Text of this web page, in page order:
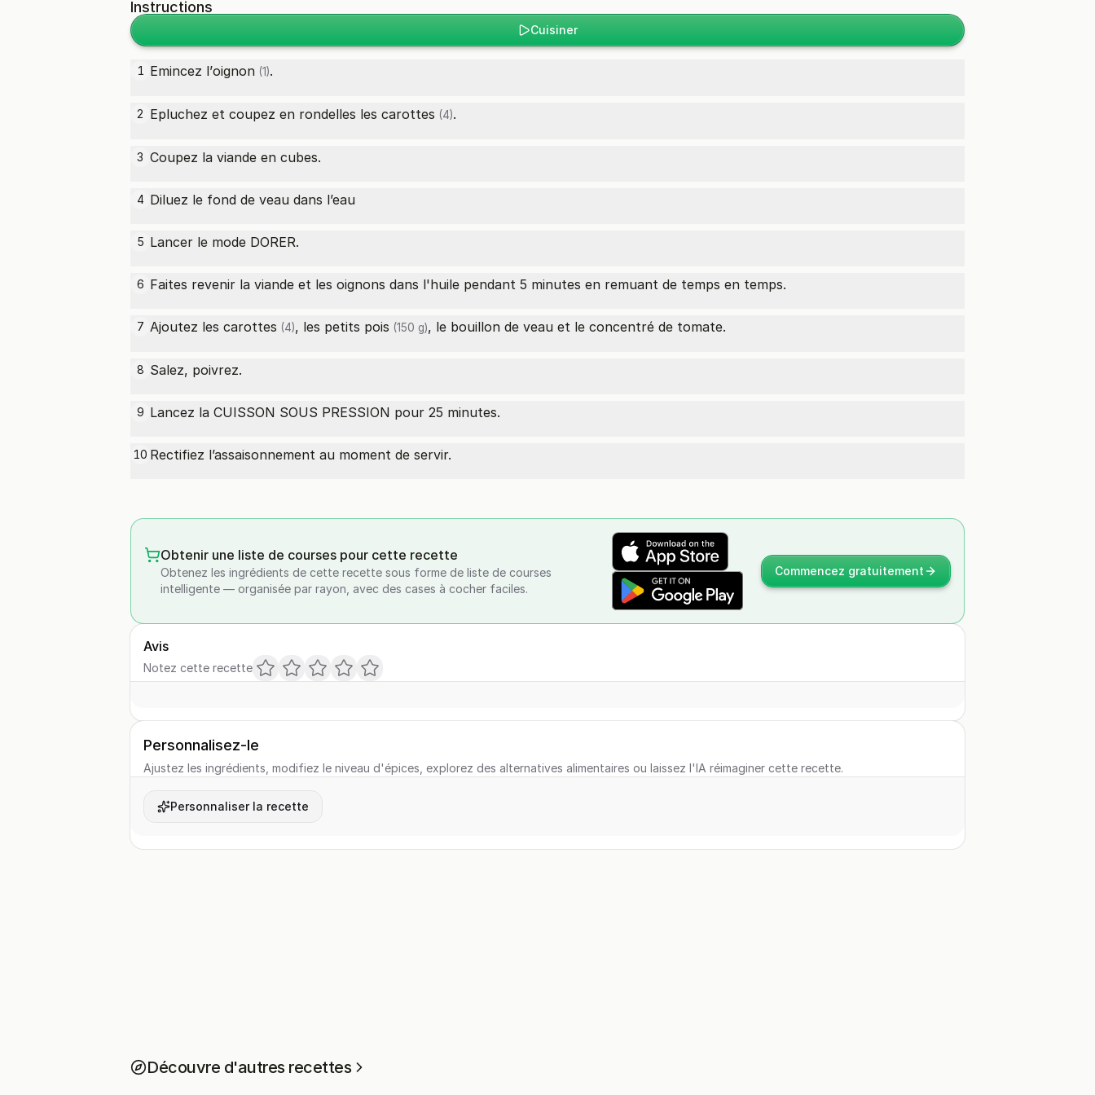
Instructions
Cuisiner
1 Emincez l’oignon (1).
2 Epluchez et coupez en rondelles les carottes (4).
3 Coupez la viande en cubes.
4 Diluez le fond de veau dans l’eau
5 Lancer le mode DORER.
6 Faites revenir la viande et les oignons dans l'huile pendant 5 minutes en remuant de temps en temps.
7 Ajoutez les carottes (4), les petits pois (150 g), le bouillon de veau et le concentré de tomate.
8 Salez, poivrez.
9 Lancez la CUISSON SOUS PRESSION pour 25 minutes.
10 Rectifiez l’assaisonnement au moment de servir.
Obtenir une liste de courses pour cette recette
Obtenez les ingrédients de cette recette sous forme de liste de courses
intelligente — organisée par rayon, avec des cases à cocher faciles.
Commencez gratuitement
Avis
Notez cette recette
Personnalisez-le
Ajustez les ingrédients, modifiez le niveau d'épices, explorez des alternatives alimentaires ou laissez l'IA réimaginer cette recette.
Personnaliser la recette
Découvre d'autres recettes